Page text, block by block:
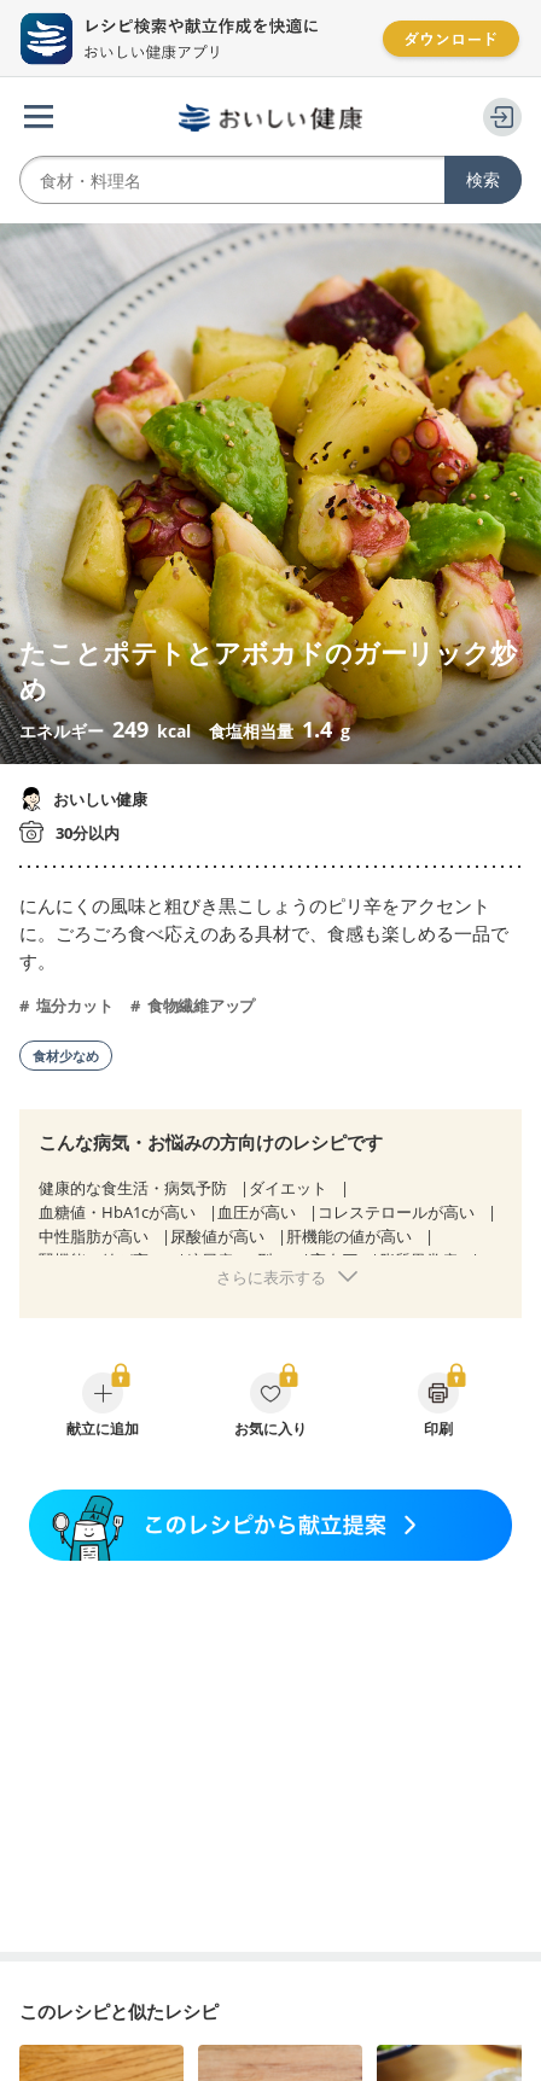
たことポテトとアボカドのガーリック炒
め
エネルギー 249 kcal 食塩相当量1.4 g
おいしい健康
30分以内
にんにくの風味と粗びき黒こしょうのピリ辛をアクセント
に。ごろごろ食べ応えのある具材で、食感も楽しめる一品で
す。
塩分カット 食物繊維アップ
食材少なめ
こんな病気・お悩みの方向けのレシピです
健康的な食生活・病気予防
ダイエット
血糖値・HbA1cが高い
血圧が高い
コレステロールが高い
中性脂肪が高い
尿酸値が高い
肝機能の値が高い
腎機能の値が高い
糖尿病（2型） 高血圧
脂質異常症
胃ポリープ
糖尿病性腎症（第３期）
CKD（ステージ１）
CKD（ステージ２）
乳がん（抗がん剤治療中）
乳がん（ホルモン療法中）
乳がん（放射線治療中）
妊婦健診・血圧が気になる（初期）
妊婦健診・血糖値が気になる（初期）
妊娠高血圧(中期)
妊娠糖尿病(初期)
さらに表示する
献立に追加 お気に入り 印刷
このレシピと似たレシピ